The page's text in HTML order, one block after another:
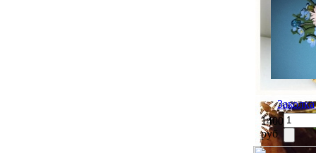
1400
руб